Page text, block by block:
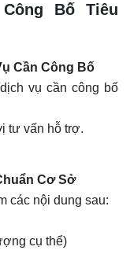
Bố Tiêu
Cần Công Bố
vụ cần công bố
tư vấn hỗ trợ.
Cơ Sở
các nội dung sau:
cụ thể)